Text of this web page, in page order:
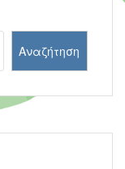
Αναζήτηση